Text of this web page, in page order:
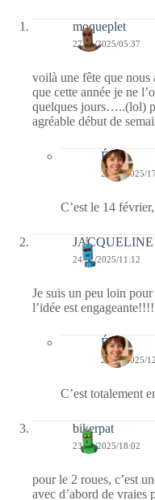
moqueplet
27/01/2025/05:37
voilà une fête que nous
que cette année je ne
quelques jours…..(lol)
agréable début de
Élise
28/01/2025/
C’est le 14
JACQUELINE
24/01/2025/11:12
Je suis un peu loin
l’idée est engageante!!!!
Élise
25/01/2025/
C’est totalement
bikerpat
23/01/2025/18:02
pour le 2 roues, c’est
avec d’abord de